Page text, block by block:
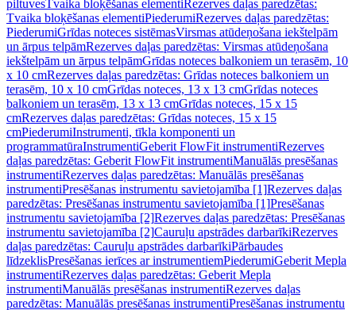
piltuvesTvaika bloķēšanas elementiRezerves daļas paredzētas:
Tvaika bloķēšanas elementiPiederumiRezerves daļas paredzētas:
PiederumiGrīdas noteces sistēmasVirsmas atūdeņošana iekštelpām
un ārpus telpāmRezerves daļas paredzētas: Virsmas atūdeņošana
iekštelpām un ārpus telpāmGrīdas noteces balkoniem un terasēm, 10
x 10 cmRezerves daļas paredzētas: Grīdas noteces balkoniem un
terasēm, 10 x 10 cmGrīdas noteces, 13 x 13 cmGrīdas noteces
balkoniem un terasēm, 13 x 13 cmGrīdas noteces, 15 x 15
cmRezerves daļas paredzētas: Grīdas noteces, 15 x 15
cmPiederumiInstrumenti, tīkla komponenti un
programmatūraInstrumentiGeberit FlowFit instrumentiRezerves
daļas paredzētas: Geberit FlowFit instrumentiManuālās presēšanas
instrumentiRezerves daļas paredzētas: Manuālās presēšanas
instrumentiPresēšanas instrumentu savietojamība [1]Rezerves daļas
paredzētas: Presēšanas instrumentu savietojamība [1]Presēšanas
instrumentu savietojamība [2]Rezerves daļas paredzētas: Presēšanas
instrumentu savietojamība [2]Cauruļu apstrādes darbarīkiRezerves
daļas paredzētas: Cauruļu apstrādes darbarīkiPārbaudes
līdzeklisPresēšanas ierīces ar instrumentiemPiederumiGeberit Mepla
instrumentiRezerves daļas paredzētas: Geberit Mepla
instrumentiManuālās presēšanas instrumentiRezerves daļas
paredzētas: Manuālās presēšanas instrumentiPresēšanas instrumentu